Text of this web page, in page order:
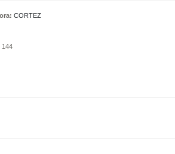
CORTEZ
144